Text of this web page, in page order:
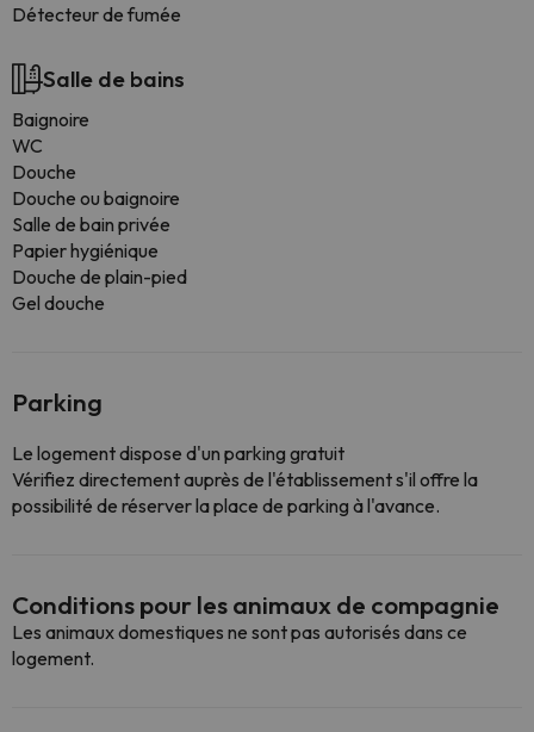
Détecteur de fumée
Salle de bains
Baignoire
WC
Douche
Douche ou baignoire
Salle de bain privée
Papier hygiénique
Douche de plain-pied
Gel douche
Parking
Le logement dispose d'un parking gratuit
Vérifiez directement auprès de l'établissement s'il offre la
possibilité de réserver la place de parking à l'avance.
Conditions pour les animaux de compagnie
Les animaux domestiques ne sont pas autorisés dans ce
logement.